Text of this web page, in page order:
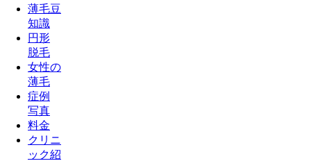
薄毛豆
知識
円形
脱毛
女性の
薄毛
症例
写真
料金
クリニ
ック紹